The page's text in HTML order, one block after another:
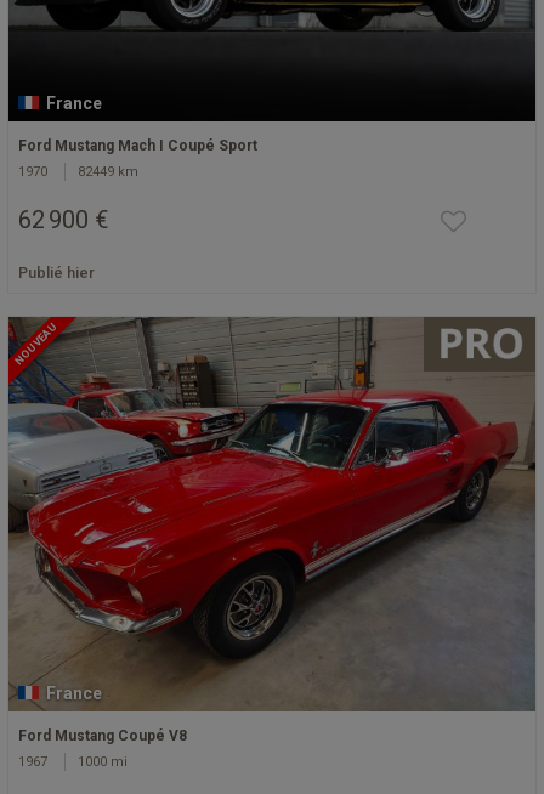
France
Ford Mustang Mach I Coupé Sport
1970 82449 km
62 900 €
Publié hier
NOUVEAU
France
Ford Mustang Coupé V8
1967 1000 mi